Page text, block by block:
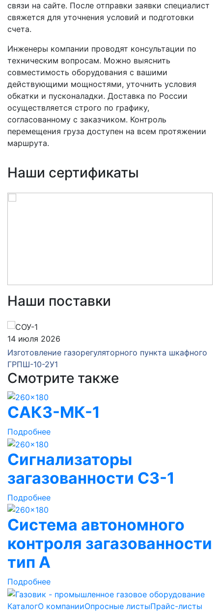
связи на сайте. После отправки заявки специалист
свяжется для уточнения условий и подготовки
счета.
Инженеры компании проводят консультации по
техническим вопросам. Можно выяснить
совместимость оборудования с вашими
действующими мощностями, уточнить условия
обкатки и пусконаладки. Доставка по России
осуществляется строго по графику,
согласованному с заказчиком. Контроль
перемещения груза доступен на всем протяжении
маршрута.
Наши сертификаты
Наши поставки
14 июля 2026
Изготовление газорегуляторного пункта шкафного
ГРПШ-10-2У1
Смотрите также
САКЗ-МК-1
Подробнее
Сигнализаторы
загазованности СЗ-1
Подробнее
Система автономного
контроля загазованности
тип А
Подробнее
КаталогО компанииОпросные листыПрайс-листы